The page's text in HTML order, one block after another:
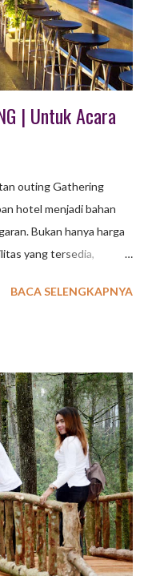
Wisata di Majalengka &
awalnya bernama
Jawa Ba...
| Untuk Acara
outing Gathering
hotel menjadi bahan
Bukan hanya harga
yang tersedia,
saat ini
beberapa
dapat mebantu Anda.
Jalan Gatot Subroto 289,
Hotel bintang 5 di
Hotel Bintang 5 di
paket kamar yang
room plus sarapan
tiket Trans...
BACA SELENGKAPNYA